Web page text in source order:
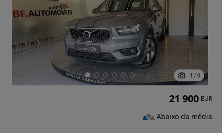
1 / 6
21 900 EUR
Abaixo da média